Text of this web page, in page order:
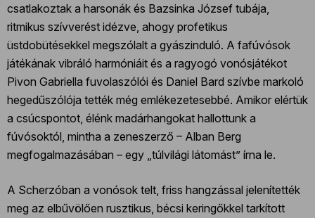
csatlakoztak a harsonák és Bazsinka József tubája,
ritmikus szívverést idézve, ahogy profetikus
üstdobütésekkel megszólalt a gyászinduló. A fafúvósok
játékának vibráló harmóniáit és a ragyogó vonósjátékot
Pivon Gabriella fuvolaszólói és Daniel Bard szívbe markoló
hegedűszólója tették még emlékezetesebbé. Amikor elértük
a csúcspontot, élénk madárhangokat hallottunk a
fúvósoktól, mintha a zeneszerző – Alban Berg
megfogalmazásában – egy „túlvilági látomást” írna le.
A Scherzóban a vonósok telt, friss hangzással jelenítették
meg az elbűvölően rusztikus, bécsi keringőkkel tarkított